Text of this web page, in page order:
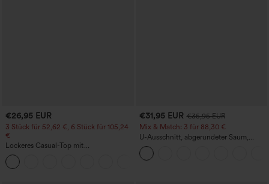
€26,95 EUR
3 Stück für 52,62 €, 6 Stück für 105,24
€
Lockeres Casual-Top mit
Rundhalsausschnitt und
Fledermausärmeln
€31,95 EUR €35,95 EUR
Mix & Match: 3 für 88,30 €
U-Ausschnitt, abgerundeter Saum,
InstantCool Yoga-Trägertop – UPF50+